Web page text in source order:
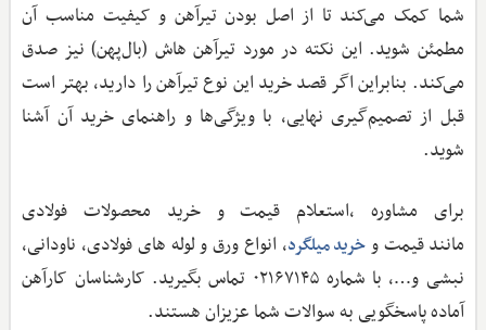
شما کمک می‌کند تا از اصل بودن تیرآهن و کیفیت مناسب آن
مطمئن شوید. این نکته در مورد تیرآهن هاش (بال‌پهن) نیز صدق
می‌کند. بنابراین اگر قصد خرید این نوع تیرآهن را دارید، بهتر است
قبل از تصمیم‌گیری نهایی، با ویژگی‌ها و راهنمای خرید آن آشنا
شوید.
برای مشاوره ،استعلام قیمت و خرید محصولات فولادی
مانند قیمت وخرید میلگرد، انواع ورق و لوله های فولادی، ناودانی،
نبشی و…، با شماره ۰۲۱۶۷۱۴۵ تماس بگیرید. کارشناسان کارآهن
آماده پاسخگویی به سوالات شما عزیزان هستند.